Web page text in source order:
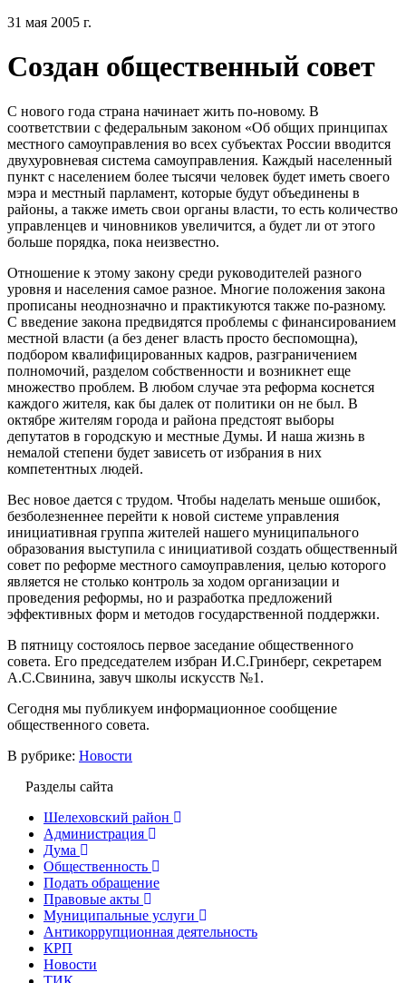
31 мая 2005 г.
Создан общественный совет
С нового года страна начинает жить по-новому. В
соответствии с федеральным законом «Об общих принципах
местного самоуправления во всех субъектах России вводится
двухуровневая система самоуправления. Каждый населенный
пункт с населением более тысячи человек будет иметь своего
мэра и местный парламент, которые будут объединены в
районы, а также иметь свои органы власти, то есть количество
управленцев и чиновников увеличится, а будет ли от этого
больше порядка, пока неизвестно.
Отношение к этому закону среди руководителей разного
уровня и населения самое разное. Многие положения закона
прописаны неоднозначно и практикуются также по-разному.
С введение закона предвидятся проблемы с финансированием
местной власти (а без денег власть просто беспомощна),
подбором квалифицированных кадров, разграничением
полномочий, разделом собственности и возникнет еще
множество проблем. В любом случае эта реформа коснется
каждого жителя, как бы далек от политики он не был. В
октябре жителям города и района предстоят выборы
депутатов в городскую и местные Думы. И наша жизнь в
немалой степени будет зависеть от избрания в них
компетентных людей.
Вес новое дается с трудом. Чтобы наделать меньше ошибок,
безболезненнее перейти к новой системе управления
инициативная группа жителей нашего муниципального
образования выступила с инициативой создать общественный
совет по реформе местного самоуправления, целью которого
является не столько контроль за ходом организации и
проведения реформы, но и разработка предложений
эффективных форм и методов государственной поддержки.
В пятницу состоялось первое заседание общественного
совета. Его председателем избран И.С.Гринберг, секретарем
А.С.Свинина, завуч школы искусств №1.
Сегодня мы публикуем информационное сообщение
общественного совета.
В рубрике: Новости
Разделы сайта
Шелеховский район
Администрация
Дума
Общественность
Подать обращение
Правовые акты
Муниципальные услуги
Антикоррупционная деятельность
КРП
Новости